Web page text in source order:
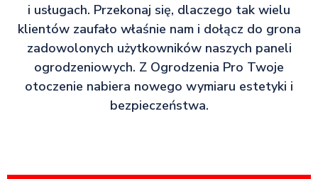
i usługach. Przekonaj się, dlaczego tak wielu
klientów zaufało właśnie nam i dołącz do grona
zadowolonych użytkowników naszych paneli
ogrodzeniowych. Z Ogrodzenia Pro Twoje
otoczenie nabiera nowego wymiaru estetyki i
bezpieczeństwa.